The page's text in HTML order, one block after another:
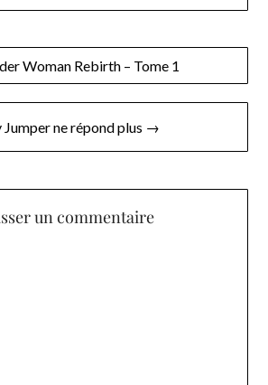
Woman Rebirth – Tome 1
Jumper ne répond plus →
un commentaire